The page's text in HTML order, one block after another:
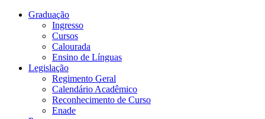
Graduação
Ingresso
Cursos
Calourada
Ensino de Línguas
Legislação
Regimento Geral
Calendário Acadêmico
Reconhecimento de Curso
Enade